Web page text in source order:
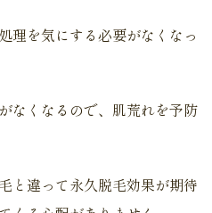
理を気にする必要がなくなっ
なくなるので、肌荒れを予防
と違って永久脱毛効果が期待